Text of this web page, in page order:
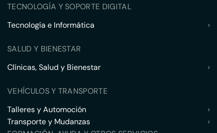
TECNOLOGÍA Y SOPORTE DIGITAL
Tecnología e Informática
›
SALUD Y BIENESTAR
Clínicas, Salud y Bienestar
›
VEHÍCULOS Y TRANSPORTE
Talleres y Automoción
›
Transporte y Mudanzas
›